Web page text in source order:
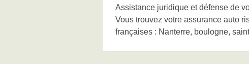
Assistance juridique et défense de
Vous trouvez votre assurance auto
françaises : Nanterre, boulogne,